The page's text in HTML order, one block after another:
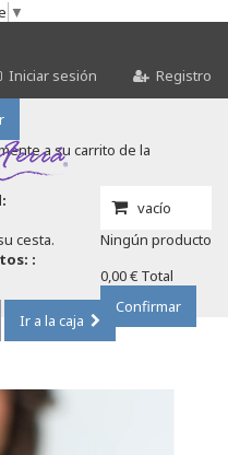
▼
Iniciar sesión Registro
vacío
Ningún producto
0,00 € Total
Confirmar
a su carrito de la
cesta.
:
Ir a la caja